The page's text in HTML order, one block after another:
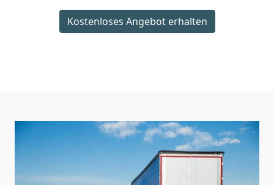
Kostenloses Angebot erhalten